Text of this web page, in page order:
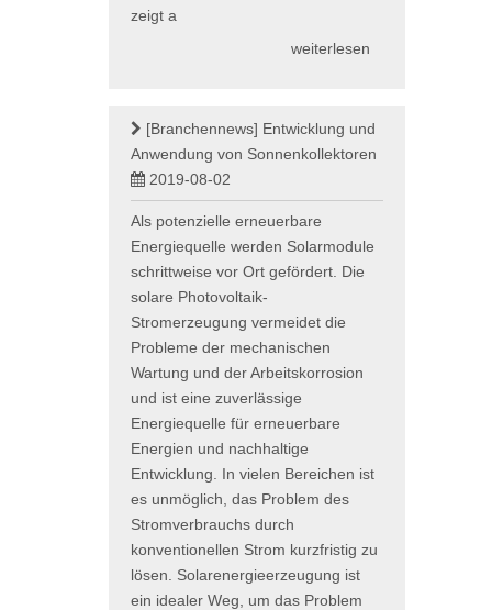
zeigt a
weiterlesen
[Branchennews] Entwicklung und
Anwendung von Sonnenkollektoren
2019-08-02
Als potenzielle erneuerbare
Energiequelle werden Solarmodule
schrittweise vor Ort gefördert. Die
solare Photovoltaik-
Stromerzeugung vermeidet die
Probleme der mechanischen
Wartung und der Arbeitskorrosion
und ist eine zuverlässige
Energiequelle für erneuerbare
Energien und nachhaltige
Entwicklung. In vielen Bereichen ist
es unmöglich, das Problem des
Stromverbrauchs durch
konventionellen Strom kurzfristig zu
lösen. Solarenergieerzeugung ist
ein idealer Weg, um das Problem